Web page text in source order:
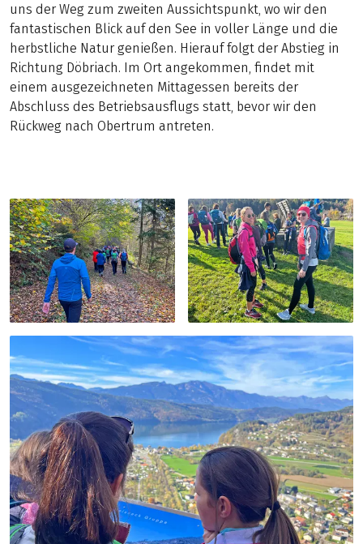
uns der Weg zum zweiten Aussichtspunkt, wo wir den
fantastischen Blick auf den See in voller Länge und die
herbstliche Natur genießen. Hierauf folgt der Abstieg in
Richtung Döbriach. Im Ort angekommen, findet mit
einem ausgezeichneten Mittagessen bereits der
Abschluss des Betriebsausflugs statt, bevor wir den
Rückweg nach Obertrum antreten.